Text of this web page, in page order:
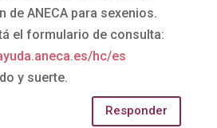
de ANECA para sexenios.
el formulario de consulta:
hc/es
y suerte.
Responder